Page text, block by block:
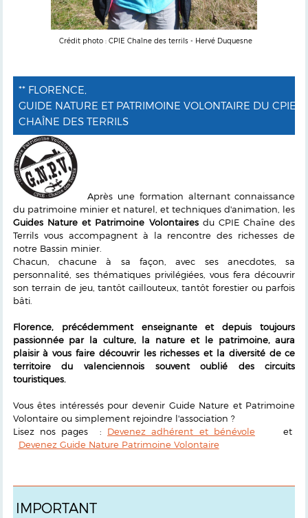
Crédit photo : CPIE Chaîne des terrils - Hervé Duquesne
** FLORENCE,
GUIDE NATURE ET PATRIMOINE VOLONTAIRE DU CPIE
CHAÎNE DES TERRILS
Après une formation alternant connaissance
du patrimoine minier et naturel, et techniques d'animation, les
Guides Nature et Patrimoine Volontairesdu CPIE Chaîne des
Terrils vous accompagnent à la rencontre des richesses de
notre Bassin minier.
Chacun, chacune à sa façon, avec ses anecdotes, sa
personnalité, ses thématiques privilégiées, vous fera découvrir
son terrain de jeu, tantôt caillouteux, tantôt forestier ou parfois
bâti.
Florence, précédemment enseignante et depuis toujours
passionnée par la culture, la nature et le patrimoine, aura
plaisir à vous faire découvrir les richesses et la diversité de ce
territoire du valenciennois souvent oublié des circuits
touristiques.
Vous êtes intéressés pour devenir Guide Nature et Patrimoine
Volontaire ou simplement rejoindre l'association ?
Lisez nos pages : Devenez adhérent et bénévole et
Devenez Guide Nature Patrimoine Volontaire
IMPORTANT